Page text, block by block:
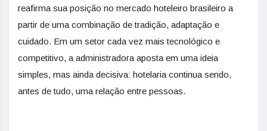
reafirma sua posição no mercado hoteleiro brasileiro a
partir de uma combinação de tradição, adaptação e
cuidado. Em um setor cada vez mais tecnológico e
competitivo, a administradora aposta em uma ideia
simples, mas ainda decisiva: hotelaria continua sendo,
antes de tudo, uma relação entre pessoas.